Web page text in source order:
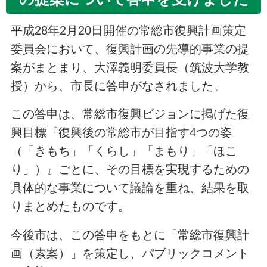
平成28年2月20日開催の常総市復興計画策定
委員会において、復興計画の先導的事業の提
案がまとまり、大澤義明委員長（筑波大学教
授）から、市長に答申がなされました。
この答申は、常総市復興ビジョンに掲げた復
興目標『復興後の常総市が目指す4つの姿
（「きもち」「くらし」「まもり」「ほこ
り」）』ごとに、その目標を実現するための
具体的な事業について議論を重ね、結果を取
りまとめたものです。
今後市は、この答申をもとに「常総市復興計
画（素案）」を策定し、パブリックコメント